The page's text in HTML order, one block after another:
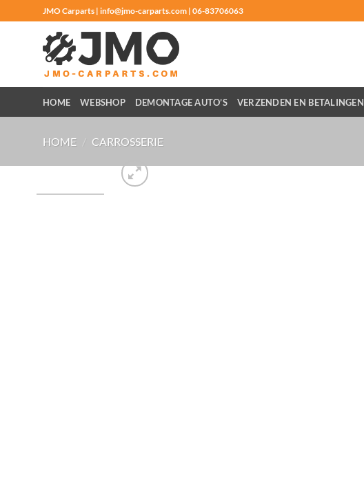
naar
JMO Carparts | info@jmo-carparts.com | 06-83706063
HOME WEBSHOP DEMONTAGE AUTO’S VERZENDEN EN BETALINGEN
HOME / CARROSSERIE